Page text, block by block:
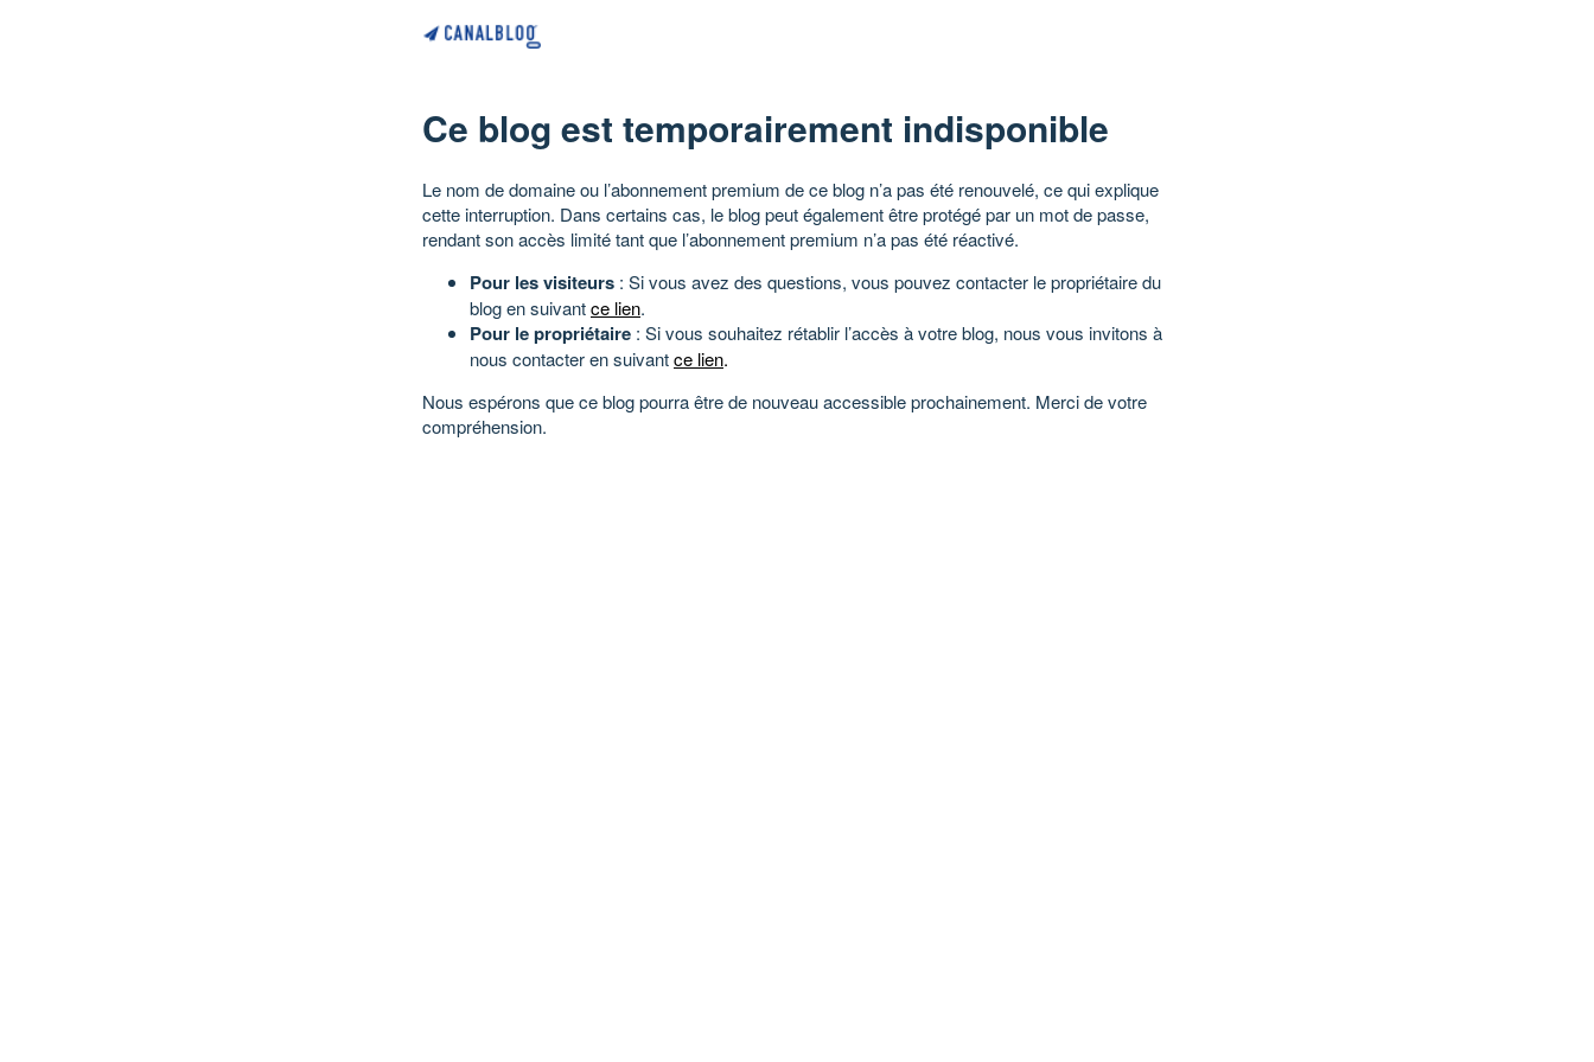
Ce blog est temporairement indisponible
Le nom de domaine ou l’abonnement premium de ce blog n’a pas été renouvelé, ce qui explique
cette interruption. Dans certains cas, le blog peut également être protégé par un mot de passe,
rendant son accès limité tant que l’abonnement premium n’a pas été réactivé.
Pour les visiteurs : Si vous avez des questions, vous pouvez contacter le propriétaire du
blog en suivantce lien.
Pour le propriétaire : Si vous souhaitez rétablir l’accès à votre blog, nous vous invitons à
nous contacter en suivantce lien.
Nous espérons que ce blog pourra être de nouveau accessible prochainement. Merci de votre
compréhension.